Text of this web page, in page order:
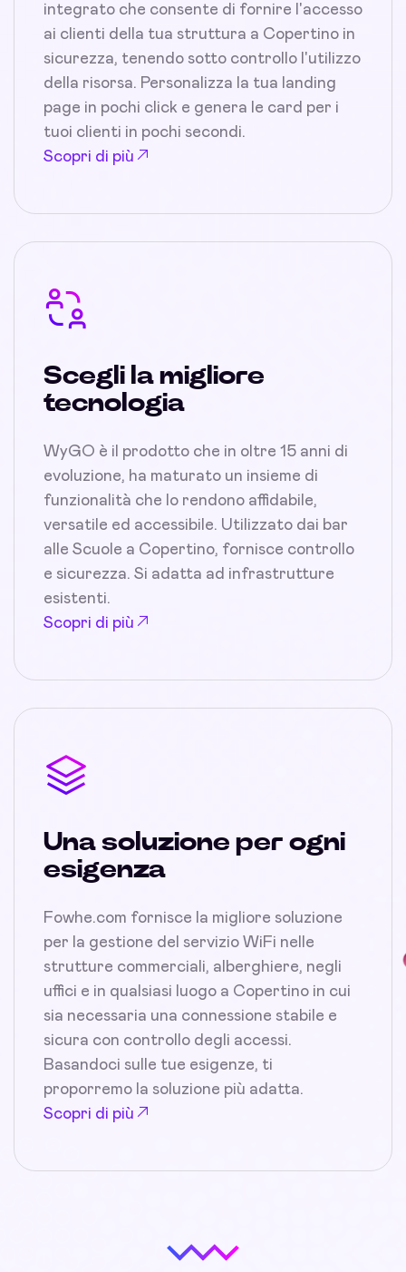
integrato che consente di fornire l'accesso
ai clienti della tua struttura a Copertino in
sicurezza, tenendo sotto controllo l'utilizzo
della risorsa. Personalizza la tua landing
page in pochi click e genera le card per i
tuoi clienti in pochi secondi.
Scopri di più
Scegli la migliore
tecnologia
WyGO è il prodotto che in oltre 15 anni di
evoluzione, ha maturato un insieme di
funzionalità che lo rendono affidabile,
versatile ed accessibile. Utilizzato dai bar
alle Scuole a Copertino, fornisce controllo
e sicurezza. Si adatta ad infrastrutture
esistenti.
Scopri di più
Una soluzione per ogni
esigenza
Fowhe.com fornisce la migliore soluzione
per la gestione del servizio WiFi nelle
strutture commerciali, alberghiere, negli
uffici e in qualsiasi luogo a Copertino in cui
sia necessaria una connessione stabile e
sicura con controllo degli accessi.
Basandoci sulle tue esigenze, ti
proporremo la soluzione più adatta.
Scopri di più